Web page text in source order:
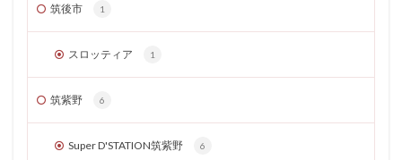
筑後市 1
スロッティア 1
筑紫野 6
Super D'STATION筑紫野 6